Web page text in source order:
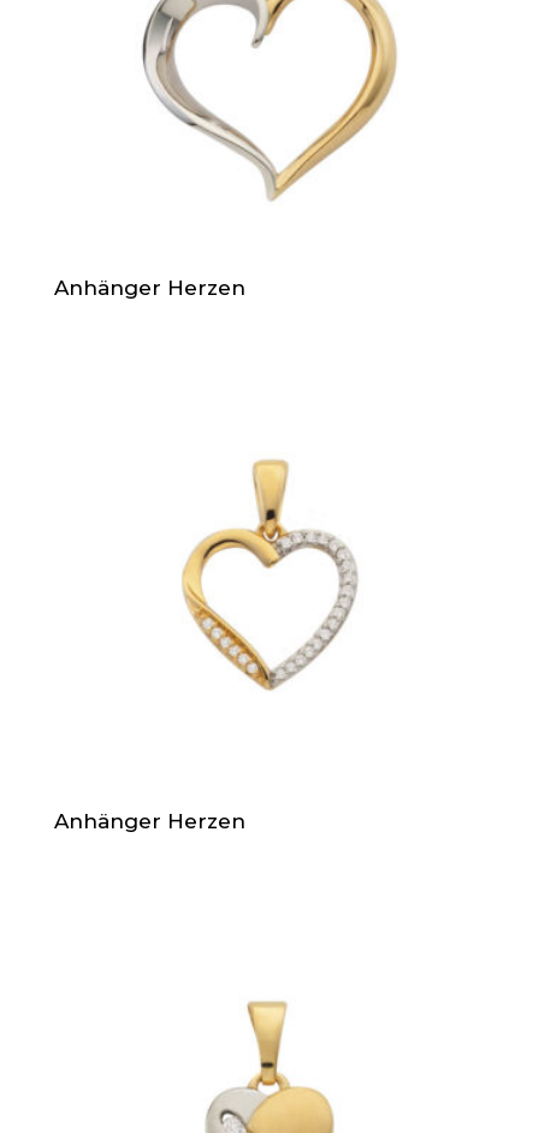
Anhänger Herzen
Anhänger Herzen